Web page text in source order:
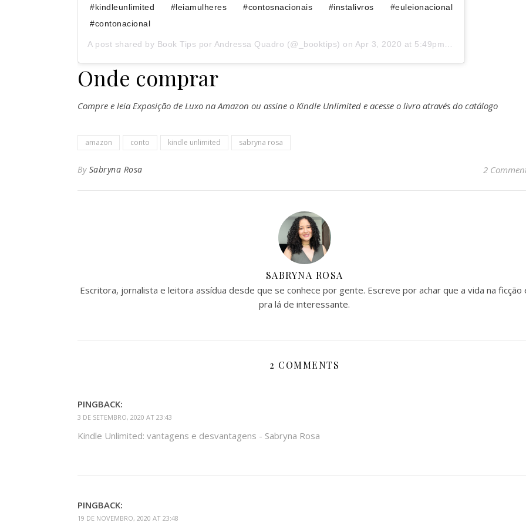
#kindleunlimited #leiamulheres #contosnacionais #instalivros #euleionacional
#contonacional
A post shared by Book Tips por Andressa Quadro (@_booktips) on Apr 3, 2020 at 5:49pm PDT
Onde comprar
Compre e leia Exposição de Luxo na Amazon ou assine o Kindle Unlimited e acesse o livro através do catálogo
amazon conto kindle unlimited sabryna rosa
By Sabryna Rosa 2
SABRYNA ROSA
Escritora, jornalista e leitora assídua desde que se conhece por gente. Escreve por achar que a vida na ficção
pra lá de interessante.
2 COMMENTS
PINGBACK:
3 DE SETEMBRO, 2020 AT 23:43
Kindle Unlimited: vantagens e desvantagens - Sabryna Rosa
PINGBACK:
19 DE NOVEMBRO, 2020 AT 23:48